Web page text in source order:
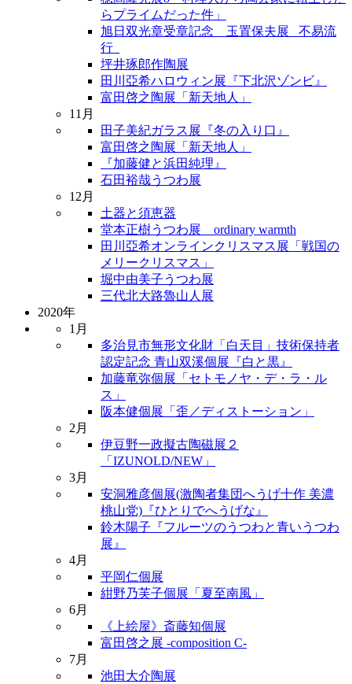
らプライムだった件」
旭日双光章受章記念 玉置保夫展 _不易流
行_
坪井琢郎作陶展
田川亞希ハロウィン展『下北沢ゾンビ』
富田啓之陶展「新天地人」
11月
田子美紀ガラス展『冬の入り口』
富田啓之陶展「新天地人」
『加藤健と浜田純理』
石田裕哉うつわ展
12月
土器と須恵器
堂本正樹うつわ展 ordinary warmth
田川亞希オンラインクリスマス展「戦国の
メリークリスマス」
堀中由美子うつわ展
三代北大路魯山人展
2020年
1月
多治見市無形文化財「白天目」技術保持者
認定記念 青山双溪個展『白と黒』
加藤竜弥個展「セトモノヤ・デ・ラ・ル
ス」
阪本健個展「歪／ディストーション」
2月
伊豆野一政擬古陶磁展２
「IZUNOLD/NEW」
3月
安洞雅彦個展(激陶者集団へうげ十作 美濃
桃山党)『ひとりでへうげな』
鈴木陽子『フルーツのうつわと青いうつわ
展』
4月
平岡仁個展
紺野乃芙子個展「夏至南風」
6月
《上絵屋》斎藤知個展
富田啓之展 -composition C-
7月
池田大介陶展